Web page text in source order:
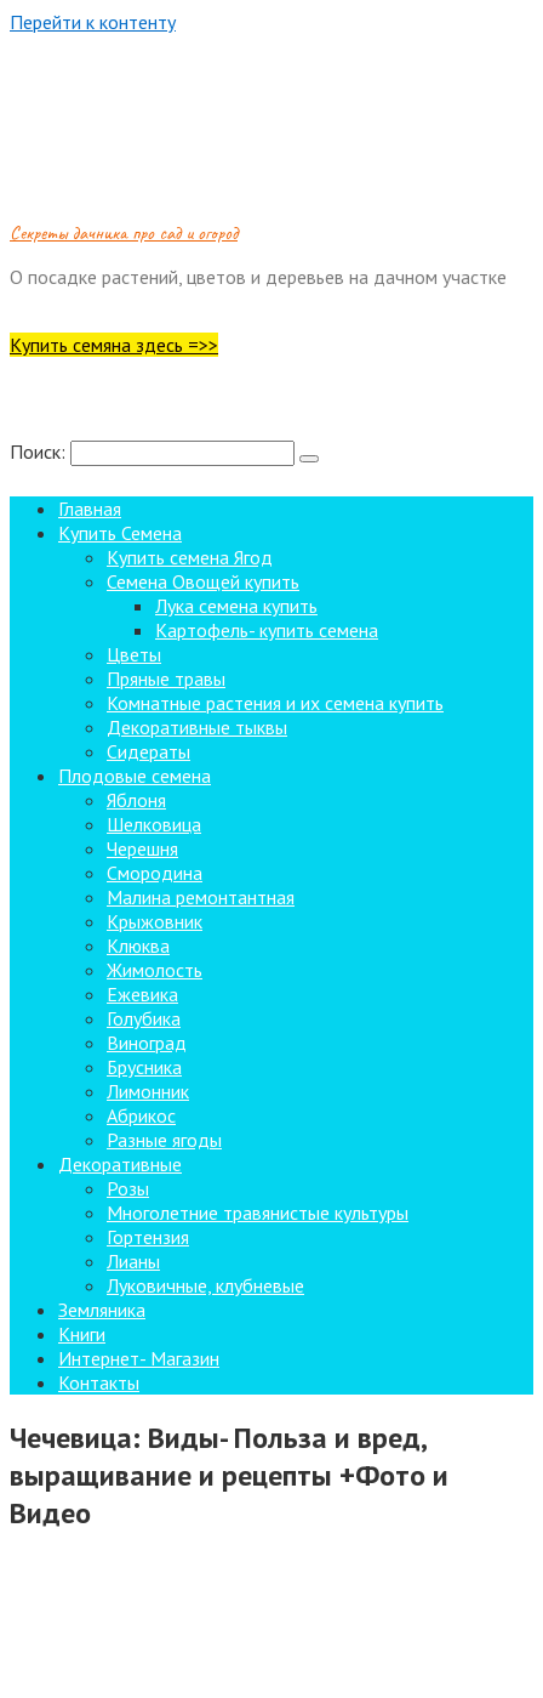
Перейти к контенту
Cекреты дачника про сад и огород
О посадке растений, цветов и деревьев на дачном участке
Купить семяна здесь =>>
Поиск:
Главная
Купить Семена
Купить семена Ягод
Семена Овощей купить
Лука семена купить
Картофель- купить семена
Цветы
Пряные травы
Комнатные растения и их семена купить
Декоративные тыквы
Сидераты
Плодовые семена
Яблоня
Шелковица
Черешня
Смородина
Малина ремонтантная
Крыжовник
Клюква
Жимолость
Ежевика
Голубика
Виноград
Брусника
Лимонник
Абрикос
Разные ягоды
Декоративные
Розы
Многолетние травянистые культуры
Гортензия
Лианы
Луковичные, клубневые
Земляника
Книги
Интернет- Магазин
Контакты
Чечевица: Виды- Польза и вред,
выращивание и рецепты +Фото и
Видео